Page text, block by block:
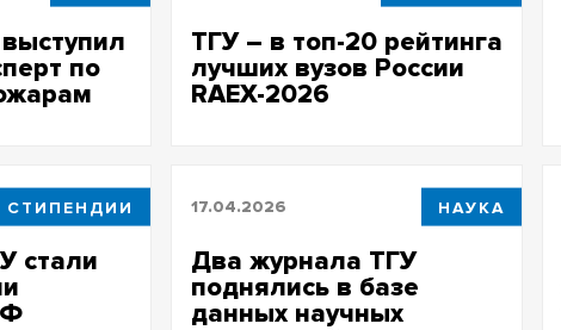
по
ТГУ – в топ-20 рейтинга
лучших вузов России
RAEX-2026
СТИПЕНДИИ
стали
17.04.2026 НАУКА
Два журнала ТГУ
поднялись в базе
данных научных